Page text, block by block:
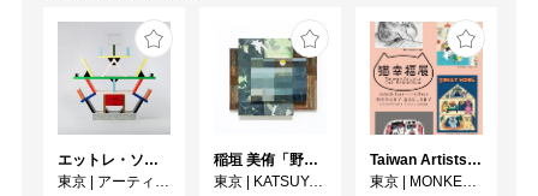
エットレ・ソットサス —魔法がはじまるとき、デザインは生まれる
東京
アーティゾン美術館
稲垣 美侑「野辺」
東京
KATSUYA SUSUKI GALLERY
Taiwan Artists Cat Exhibition「猫幸福展」
東京
MONKEY GALLERY